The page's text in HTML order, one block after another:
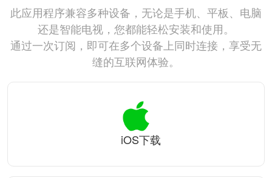
此应用程序兼容多种设备，无论是手机、平板、电脑
还是智能电视，您都能轻松安装和使用。
通过一次订阅，即可在多个设备上同时连接，享受无
缝的互联网体验。
iOS下载